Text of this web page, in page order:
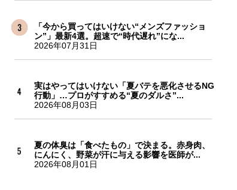
「今から買ってはいけない“メンズファッショ
ン”」最新4選。超速で“時代遅れ”にな...
2026年07月31日
実はやってはいけない「夏バテを悪化させるNG
行動」…プロがすすめる“夏のダルさ”...
2026年08月03日
夏の体臭は「食べたもの」で決まる。赤身肉、
にんにく、野菜が汗に与える影響を医師が...
2026年08月01日